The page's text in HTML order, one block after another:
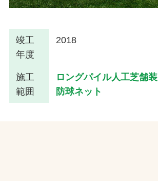
竣工
年度
2018
施工
範囲
ロングパイル人工芝舗装
防球ネット